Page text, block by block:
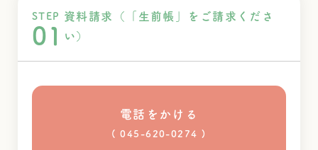
STEP
01
資料請求（「生前帳」をご請求くださ
い）
電話をかける
( 045-620-0274 )